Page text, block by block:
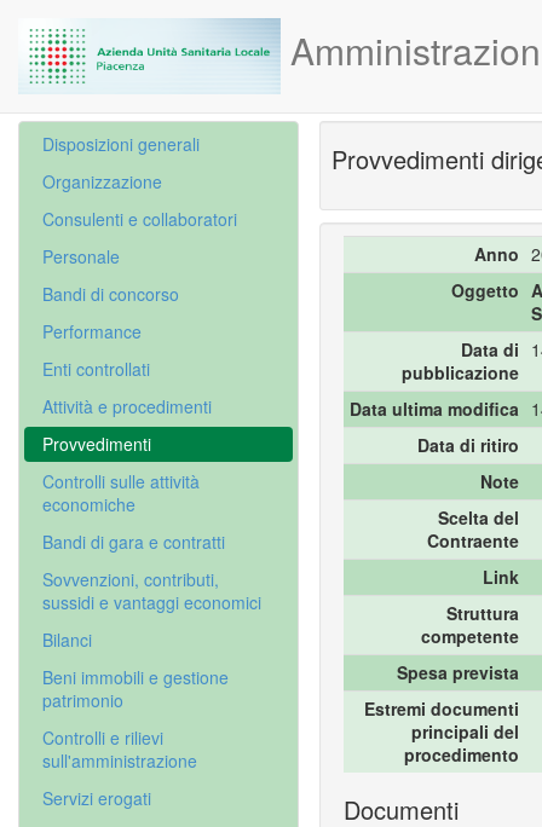
Disposizioni generali
Organizzazione
Consulenti e collaboratori
Personale
Bandi di concorso
Performance
Enti controllati
Attività e procedimenti
Provvedimenti
Controlli sulle attività
economiche
Bandi di gara e contratti
Sovvenzioni, contributi,
sussidi e vantaggi economici
Bilanci
Beni immobili e gestione
patrimonio
Controlli e rilievi
sull'amministrazione
Servizi erogati
Provvedimenti
Anno
Oggetto
Data di
pubblicazione
Data ultima modifica
Data di ritiro
Note
Scelta del
Contraente
Link
Struttura
competente
Spesa prevista
Estremi documenti
principali del
procedimento
Documenti